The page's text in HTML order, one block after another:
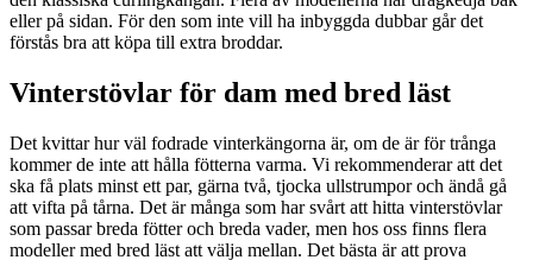
eller på sidan. För den som inte vill ha inbyggda dubbar går det
förstås bra att köpa till extra broddar.
Vinterstövlar för dam med bred läst
Det kvittar hur väl fodrade vinterkängorna är, om de är för trånga
kommer de inte att hålla fötterna varma. Vi rekommenderar att det
ska få plats minst ett par, gärna två, tjocka ullstrumpor och ändå gå
att vifta på tårna. Det är många som har svårt att hitta vinterstövlar
som passar breda fötter och breda vader, men hos oss finns flera
modeller med bred läst att välja mellan. Det bästa är att prova